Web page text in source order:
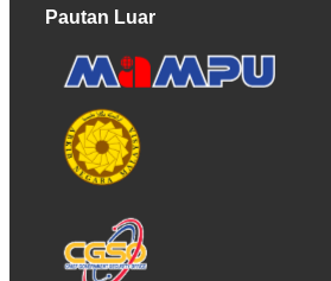
Pautan Luar